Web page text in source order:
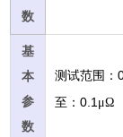
数
基
本
参
数
测试范围：
至：0.1 μΩ